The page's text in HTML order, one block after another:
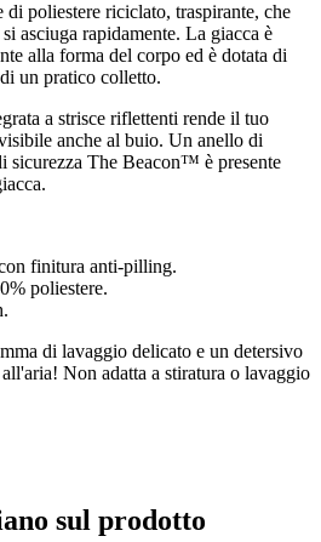
poliestere riciclato, traspirante, che
asciuga rapidamente. La giacca è
alla forma del corpo ed è dotata di
un pratico colletto.
a strisce riflettenti rende il tuo
anche al buio. Un anello di
sicurezza The Beacon™ è presente
finitura anti-pilling.
poliestere.
di lavaggio delicato e un detersivo
Non adatta a stiratura o lavaggio
sul prodotto